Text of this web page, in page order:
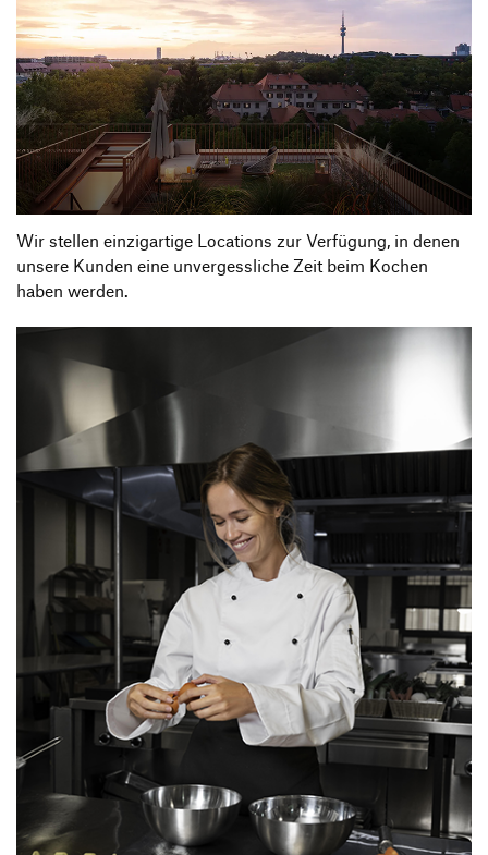
Wir stellen einzigartige Locations zur Verfügung, in denen
unsere Kunden eine unvergessliche Zeit beim Kochen
haben werden.